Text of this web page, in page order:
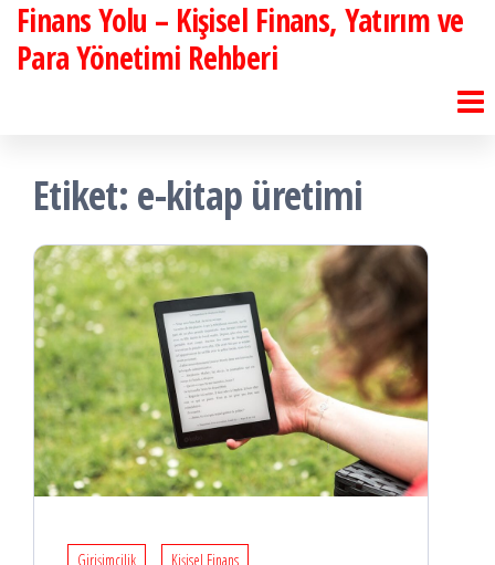
İçeriğe
atla
Finans Yolu – Kişisel Finans, Yatırım ve
Para Yönetimi Rehberi
Etiket: e-kitap üretimi
Girişimcilik Kişisel Finans